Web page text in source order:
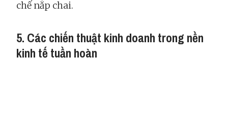
chế nắp chai.
5. Các chiến thuật kinh doanh trong nền
kinh tế tuần hoàn